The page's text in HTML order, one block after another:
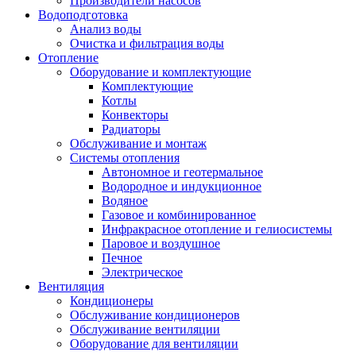
Водоподготовка
Анализ воды
Очистка и фильтрация воды
Отопление
Оборудование и комплектующие
Комплектующие
Котлы
Конвекторы
Радиаторы
Обслуживание и монтаж
Системы отопления
Автономное и геотермальное
Водородное и индукционное
Водяное
Газовое и комбинированное
Инфракрасное отопление и гелиосистемы
Паровое и воздушное
Печное
Электрическое
Вентиляция
Кондиционеры
Обслуживание кондиционеров
Обслуживание вентиляции
Оборудование для вентиляции